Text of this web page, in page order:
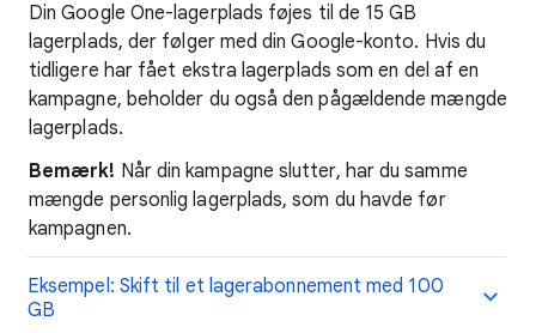
Din Google One-lagerplads føjes til de 15 GB
lagerplads, der følger med din Google-konto. Hvis du
tidligere har fået ekstra lagerplads som en del af en
kampagne, beholder du også den pågældende mængde
lagerplads.
Bemærk! Når din kampagne slutter, har du samme
mængde personlig lagerplads, som du havde før
kampagnen.
Eksempel: Skift til et lagerabonnement med 100
GB